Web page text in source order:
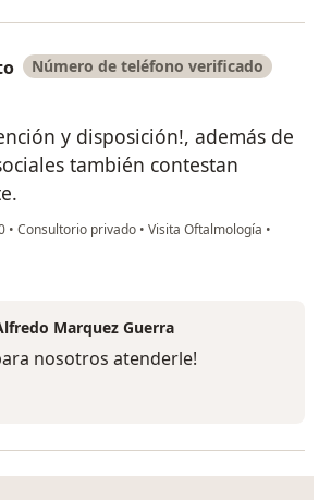
Número de teléfono verificado
y disposición!, además de
también contestan
• Consultorio privado • Visita Oftalmología •
Nieto
Marquez Guerra
nosotros atenderle!